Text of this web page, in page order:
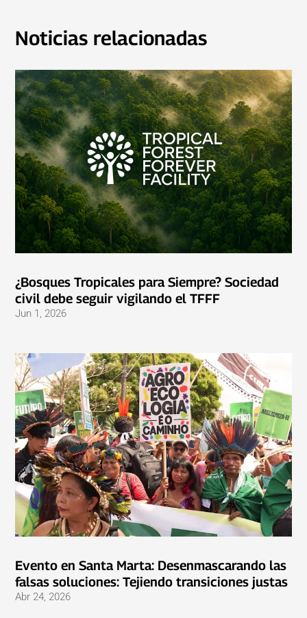
Noticias relacionadas
¿Bosques Tropicales para Siempre? Sociedad
civil debe seguir vigilando el TFFF
Jun 1, 2026
Evento en Santa Marta: Desenmascarando las
falsas soluciones: Tejiendo transiciones justas
Abr 24, 2026